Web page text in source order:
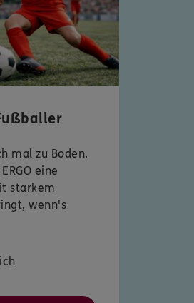
mal zu Boden.
eine
starkem
wenn's